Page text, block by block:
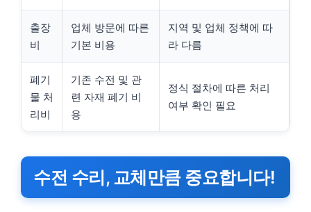
출장
비
업체 방문에 따른
기본 비용
지역 및 업체 정책에 따
라 다름
폐기
물 처
리비
기존 수전 및 관
련 자재 폐기 비
용
정식 절차에 따른 처리
여부 확인 필요
수전 수리, 교체만큼 중요합니다!